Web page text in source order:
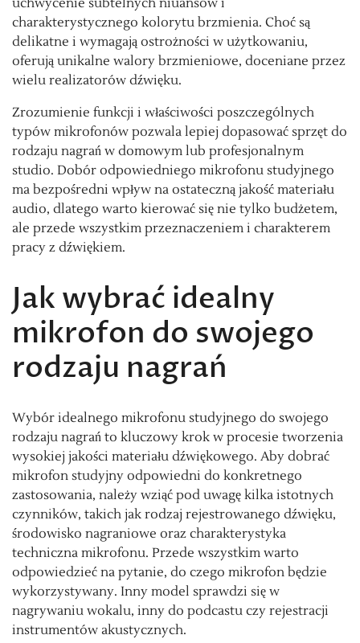
charakterystycznego kolorytu brzmienia. Choć są
delikatne i wymagają ostrożności w użytkowaniu,
oferują unikalne walory brzmieniowe, doceniane przez
wielu realizatorów dźwięku.
Zrozumienie funkcji i właściwości poszczególnych
typów mikrofonów pozwala lepiej dopasować sprzęt do
rodzaju nagrań w domowym lub profesjonalnym
studio. Dobór odpowiedniego mikrofonu studyjnego
ma bezpośredni wpływ na ostateczną jakość materiału
audio, dlatego warto kierować się nie tylko budżetem,
ale przede wszystkim przeznaczeniem i charakterem
pracy z dźwiękiem.
Jak wybrać idealny
mikrofon do swojego
rodzaju nagrań
Wybór idealnego mikrofonu studyjnego do swojego
rodzaju nagrań to kluczowy krok w procesie tworzenia
wysokiej jakości materiału dźwiękowego. Aby dobrać
mikrofon studyjny odpowiedni do konkretnego
zastosowania, należy wziąć pod uwagę kilka istotnych
czynników, takich jak rodzaj rejestrowanego dźwięku,
środowisko nagraniowe oraz charakterystyka
techniczna mikrofonu. Przede wszystkim warto
odpowiedzieć na pytanie, do czego mikrofon będzie
wykorzystywany. Inny model sprawdzi się w
nagrywaniu wokalu, inny do podcastu czy rejestracji
instrumentów akustycznych.